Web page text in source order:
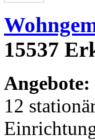
15537
Angebote:
12